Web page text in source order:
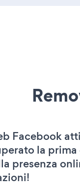
Facebook
la
presenza